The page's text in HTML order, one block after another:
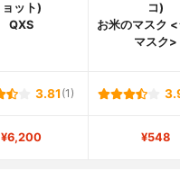
ョット)
QXS
コ)
お米のマスク
マスク>
3.81 (1)
¥6,200 ¥548